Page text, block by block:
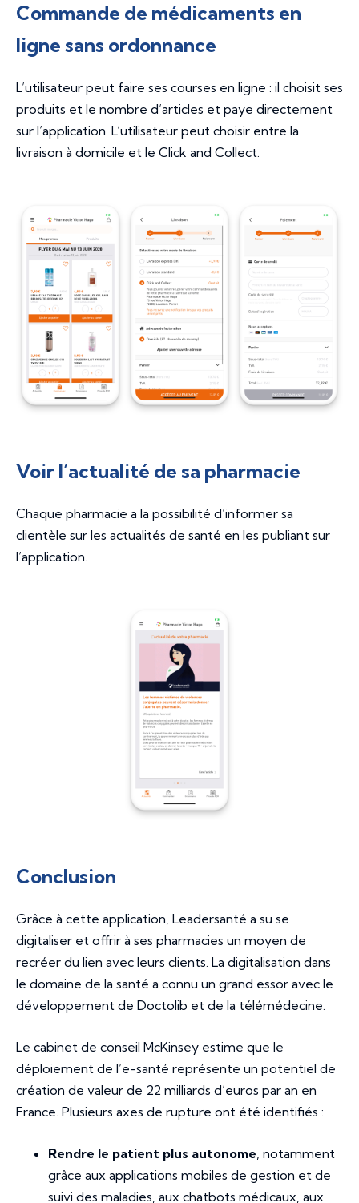
Commande de médicaments en
ligne sans ordonnance
L’utilisateur peut faire ses courses en ligne : il choisit ses
produits et le nombre d’articles et paye directement
sur l’application. L’utilisateur peut choisir entre la
livraison à domicile et le Click and Collect.
Voir l’actualité de sa pharmacie
Chaque pharmacie a la possibilité d’informer sa
clientèle sur les actualités de santé en les publiant sur
l’application.
Conclusion
Grâce à cette application, Leadersanté a su se
digitaliser et offrir à ses pharmacies un moyen de
recréer du lien avec leurs clients. La digitalisation dans
le domaine de la santé a connu un grand essor avec le
développement de Doctolib et de la télémédecine.
Le cabinet de conseil McKinsey estime que le
déploiement de l’e-santé représente un potentiel de
création de valeur de 22 milliards d’euros par an en
France. Plusieurs axes de rupture ont été identifiés :
Rendre le patient plus autonome , notamment
grâce aux applications mobiles de gestion et de
suivi des maladies, aux chatbots médicaux, aux